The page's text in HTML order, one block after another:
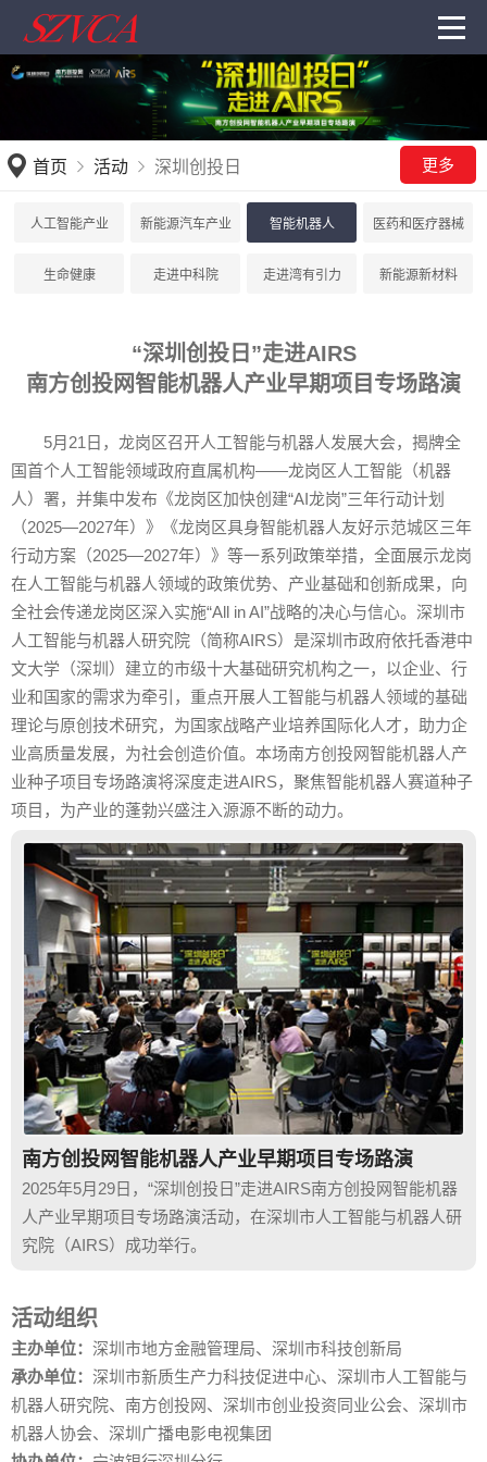
首页 活动 深圳创投日 更多
人工智能产业 新能源汽车产业 智能机器人 医药和医疗器械
生命健康 走进中科院 走进湾有引力 新能源新材料
“深圳创投日”走进AIRS
南方创投网智能机器人产业早期项目专场路演
5月21日，龙岗区召开人工智能与机器人发展大会，揭牌全
国首个人工智能领域政府直属机构——龙岗区人工智能（机器
人）署，并集中发布《龙岗区加快创建“AI龙岗”三年行动计划
（2025—2027年）》《龙岗区具身智能机器人友好示范城区三年
行动方案（2025—2027年）》等一系列政策举措，全面展示龙岗
在人工智能与机器人领域的政策优势、产业基础和创新成果，向
全社会传递龙岗区深入实施“All in AI”战略的决心与信心。深圳市
人工智能与机器人研究院（简称AIRS）是深圳市政府依托香港中
文大学（深圳）建立的市级十大基础研究机构之一，以企业、行
业和国家的需求为牵引，重点开展人工智能与机器人领域的基础
理论与原创技术研究，为国家战略产业培养国际化人才，助力企
业高质量发展，为社会创造价值。本场南方创投网智能机器人产
业种子项目专场路演将深度走进AIRS，聚焦智能机器人赛道种子
项目，为产业的蓬勃兴盛注入源源不断的动力。
南方创投网智能机器人产业早期项目专场路演
2025年5月29日，“深圳创投日”走进AIRS南方创投网智能机器
人产业早期项目专场路演活动，在深圳市人工智能与机器人研
究院（AIRS）成功举行。
活动组织
主办单位： 深圳市地方金融管理局、深圳市科技创新局
承办单位： 深圳市新质生产力科技促进中心、深圳市人工智能与
机器人研究院、南方创投网、深圳市创业投资同业公会、深圳市
机器人协会、深圳广播电影电视集团